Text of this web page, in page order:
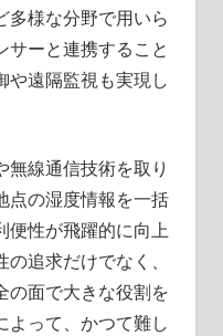
多様な分野で用いら
サーと連携すること
や遠隔監視も実現し
無線通信技術を取り
点の湿度情報を一括
便性が飛躍的に向上
追求だけでなく、
の面で大きな役割を
よって、かつて難し